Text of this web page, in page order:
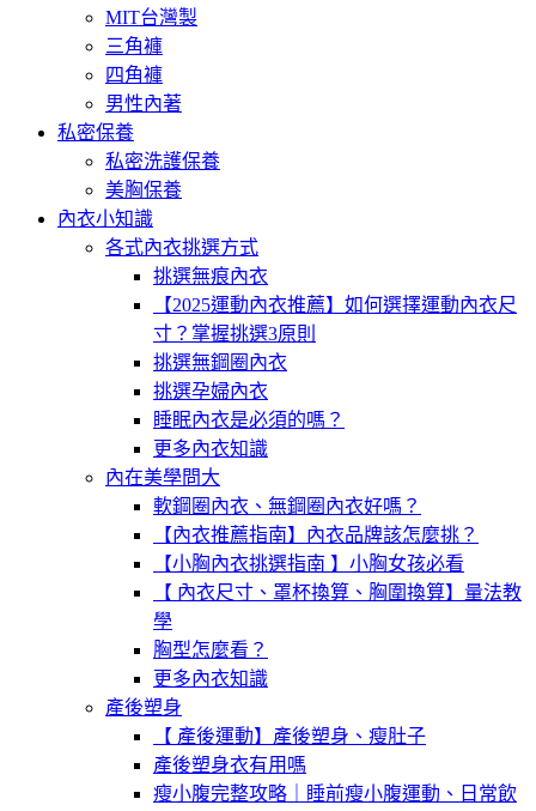
MIT台灣製
三角褲
四角褲
男性內著
私密保養
私密洗護保養
美胸保養
內衣小知識
各式內衣挑選方式
挑選無痕內衣
【2025運動內衣推薦】如何選擇運動內衣尺
寸？掌握挑選3原則
挑選無鋼圈內衣
挑選孕婦內衣
睡眠內衣是必須的嗎？
更多內衣知識
內在美學問大
軟鋼圈內衣、無鋼圈內衣好嗎？
【內衣推薦指南】內衣品牌該怎麼挑？
【小胸內衣挑選指南 】小胸女孩必看
【 內衣尺寸、罩杯換算、胸圍換算】量法教
學
胸型怎麼看？
更多內衣知識
產後塑身
【 產後運動】產後塑身、瘦肚子
產後塑身衣有用嗎
瘦小腹完整攻略｜睡前瘦小腹運動、日常飲